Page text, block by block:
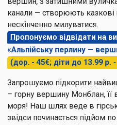
канали — створюють
нескінченно милуватися.
Пропонуємо відвідати на
«Альпійську перлину —
(дор. - 45€; діти до 13.99 р.
Запрошуємо підкорити
– горну вершину Монблан, її
моря! Наш шлях веде в
звідси починається підйом